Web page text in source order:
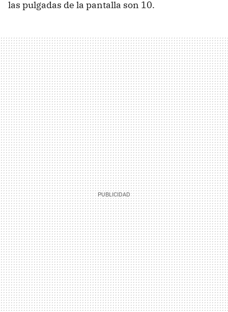
las pulgadas de la pantalla son 10.